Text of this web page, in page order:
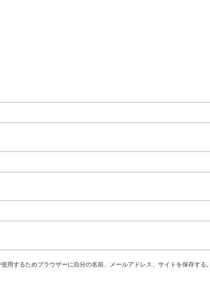
用するためブラウザーに自分の名前、メールアドレス、サイトを保存する。